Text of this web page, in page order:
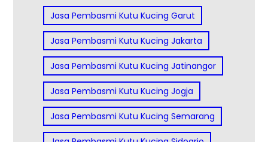
Jasa Pembasmi Kutu Kucing Garut
Jasa Pembasmi Kutu Kucing Jakarta
Jasa Pembasmi Kutu Kucing Jatinangor
Jasa Pembasmi Kutu Kucing Jogja
Jasa Pembasmi Kutu Kucing Semarang